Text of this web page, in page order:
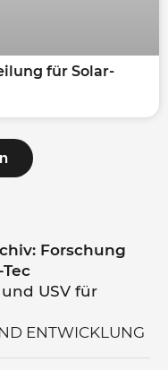
für Solar-
Forschung
USV für
ENTWICKLUNG